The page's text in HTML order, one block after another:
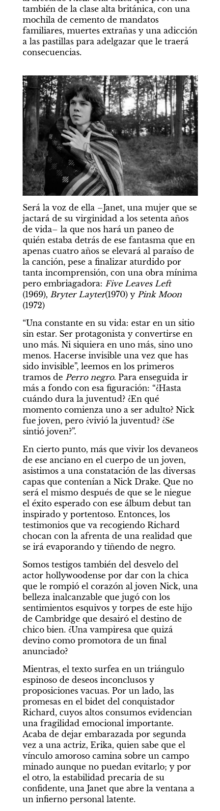
también de la clase alta británica, con una
mochila de cemento de mandatos
familiares, muertes extrañas y una adicción
a las pastillas para adelgazar que le traerá
consecuencias.
Será la voz de ella –Janet, una mujer que se
jactará de su virginidad a los setenta años
de vida– la que nos hará un paneo de
quién estaba detrás de ese fantasma que en
apenas cuatro años se elevará al paraíso de
la canción, pese a finalizar aturdido por
tanta incomprensión, con una obra mínima
pero embriagadora: Five Leaves Left
(1969), Bryter Layter(1970) y Pink Moon
(1972)
“Una constante en su vida: estar en un sitio
sin estar. Ser protagonista y convertirse en
uno más. Ni siquiera en uno más, sino uno
menos. Hacerse invisible una vez que has
sido invisible”, leemos en los primeros
tramos de Perro negro. Para enseguida ir
más a fondo con esa figuración: “¿Hasta
cuándo dura la juventud? ¿En qué
momento comienza uno a ser adulto? Nick
fue joven, pero ¿vivió la juventud? ¿Se
sintió joven?”.
En cierto punto, más que vivir los devaneos
de ese anciano en el cuerpo de un joven,
asistimos a una constatación de las diversas
capas que contenían a Nick Drake. Que no
será el mismo después de que se le niegue
el éxito esperado con ese álbum debut tan
inspirado y portentoso. Entonces, los
testimonios que va recogiendo Richard
chocan con la afrenta de una realidad que
se irá evaporando y tiñendo de negro.
Somos testigos también del desvelo del
actor hollywoodense por dar con la chica
que le rompió el corazón al joven Nick, una
belleza inalcanzable que jugó con los
sentimientos esquivos y torpes de este hijo
de Cambridge que desairó el destino de
chico bien. ¿Una vampiresa que quizá
devino como promotora de un final
anunciado?
Mientras, el texto surfea en un triángulo
espinoso de deseos inconclusos y
proposiciones vacuas. Por un lado, las
promesas en el bidet del conquistador
Richard, cuyos altos consumos evidencian
una fragilidad emocional importante.
Acaba de dejar embarazada por segunda
vez a una actriz, Erika, quien sabe que el
vínculo amoroso camina sobre un campo
minado aunque no puedan evitarlo; y por
el otro, la estabilidad precaria de su
confidente, una Janet que abre la ventana a
un infierno personal latente.